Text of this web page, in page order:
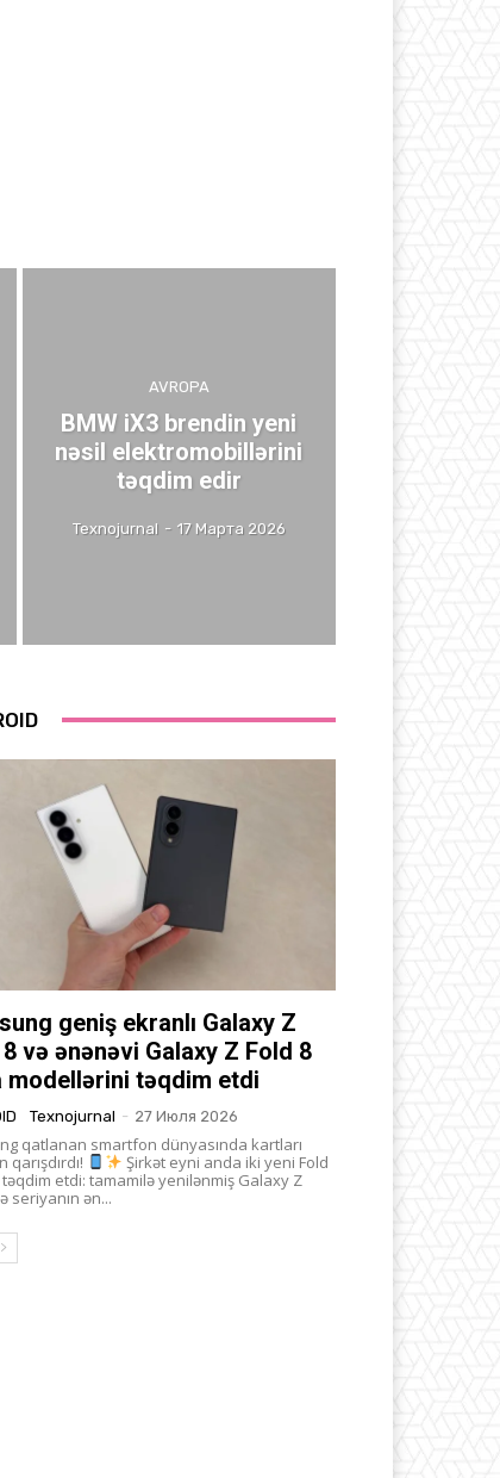
AVROPA
BMW iX3 brendin yeni
nəsil elektromobillərini
təqdim edir
Texnojurnal - 17 Марта 2026
geniş ekranlı Galaxy Z
və ənənəvi Galaxy Z Fold 8
modellərini təqdim etdi
Texnojurnal - 27 Июля 2026
qatlanan smartfon dünyasında kartları
qarışdırdı!
etdi: tamamilə yenilənmiş Galaxy Z
seriyanın ən...